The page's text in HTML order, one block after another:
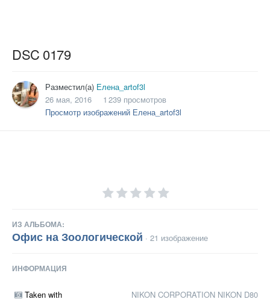
DSC 0179
Разместил(а) Елена_artof3l
26 мая, 2016
1 239 просмотров
Просмотр изображений Елена_artof3l
ИЗ АЛЬБОМА:
Офис на Зоологической · 21 изображение
ИНФОРМАЦИЯ
Taken with NIKON CORPORATION NIKON D80